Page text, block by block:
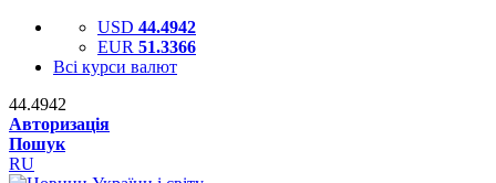
USD 44.4942
EUR 51.3366
Всі курси валют
44.4942
Авторизація
Пошук
RU